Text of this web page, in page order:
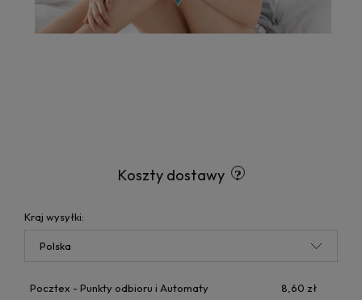
Koszty dostawy
Kraj wysyłki:
Pocztex - Punkty odbioru i Automaty 8,60 zł